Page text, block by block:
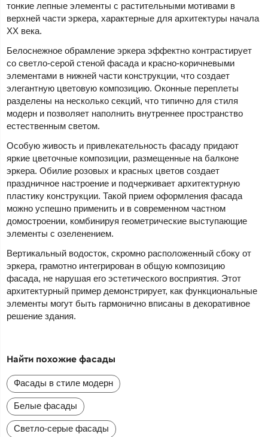
тонкие лепные элементы с растительными мотивами в
верхней части эркера, характерные для архитектуры начала
XX века.
Белоснежное обрамление эркера эффектно контрастирует
со светло-серой стеной фасада и красно-коричневыми
элементами в нижней части конструкции, что создает
элегантную цветовую композицию. Оконные переплеты
разделены на несколько секций, что типично для стиля
модерн и позволяет наполнить внутреннее пространство
естественным светом.
Особую живость и привлекательность фасаду придают
яркие цветочные композиции, размещенные на балконе
эркера. Обилие розовых и красных цветов создает
праздничное настроение и подчеркивает архитектурную
пластику конструкции. Такой прием оформления фасада
можно успешно применить и в современном частном
домостроении, комбинируя геометрические выступающие
элементы с озеленением.
Вертикальный водосток, скромно расположенный сбоку от
эркера, грамотно интегрирован в общую композицию
фасада, не нарушая его эстетического восприятия. Этот
архитектурный пример демонстрирует, как функциональные
элементы могут быть гармонично вписаны в декоративное
решение здания.
Найти похожие фасады
Фасады в стиле модерн
Белые фасады
Светло-серые фасады